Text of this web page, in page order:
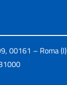
00161 – Roma (I)